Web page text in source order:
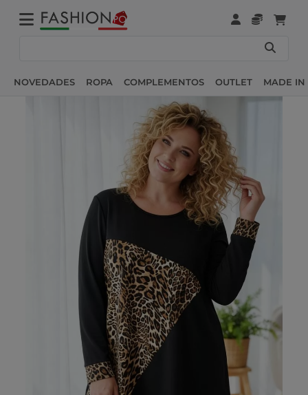
NOVEDADES ROPA COMPLEMENTOS OUTLET MADE IN